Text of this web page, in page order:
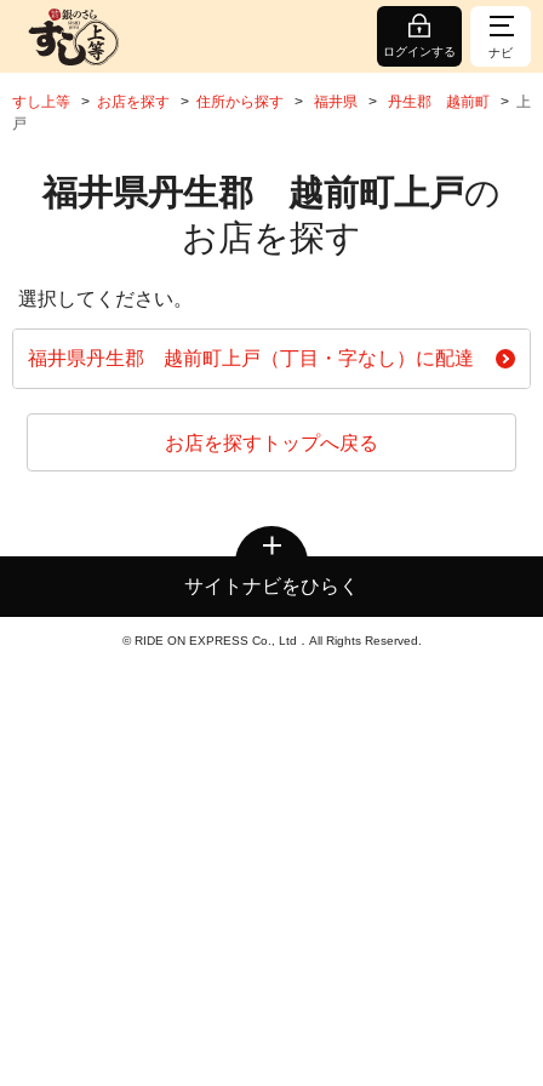
ログインする ナビ
すし上等 お店を探す 住所から探す 福井県 丹生郡 越前町
上
戸
福井県丹生郡 越前町上戸の
お店を探す
選択してください。
福井県丹生郡 越前町上戸（丁目・字なし）に配達
お店を探すトップへ戻る
サイトナビをひらく
© RIDE ON EXPRESS Co., Ltd．All Rights Reserved.